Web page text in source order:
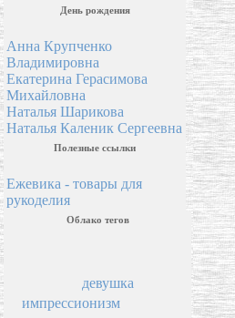
День рождения
Анна Крупченко
Владимировна
Екатерина Герасимова
Михайловна
Наталья Шарикова
Наталья Каленик Сергеевна
Полезные ссылки
Ежевика - товары для
рукоделия
Облако тегов
импрессионизм
девушка